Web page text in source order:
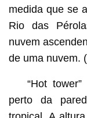
medida que se
Rio das
nuvem
de uma nuvem.
“Hot
perto da